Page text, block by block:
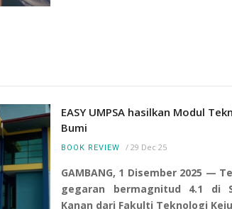
EASY UMPSA hasilkan Modul
Bumi
BOOK REVIEW / 29 Dec 25
GAMBANG, 1 Disember 2025 —
gegaran bermagnitud 4.1 di
Kanan dari Fakulti Teknologi